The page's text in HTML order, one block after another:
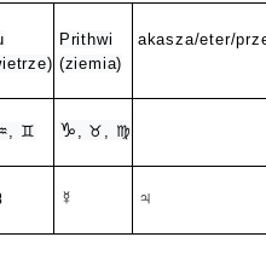
Prithwi
(ziemia)
akasza/eter/
♊︎ ♑︎ , ♉︎, ♍︎
☿ ♃